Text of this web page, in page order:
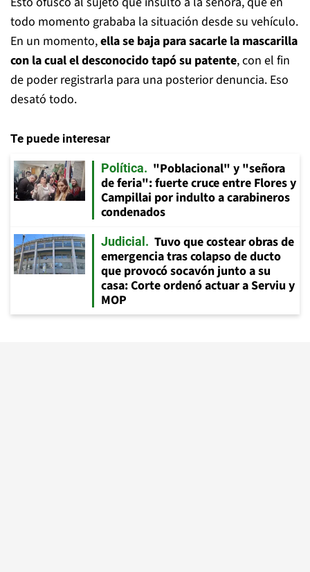
todo momento grababa la situación desde su vehículo.
En un momento,ella se baja para sacarle la mascarilla
con la cual el desconocido tapó su patente, con el fin
de poder registrarla para una posterior denuncia. Eso
desató todo.
Te puede interesar
Política
"Poblacional" y "señora
de feria": fuerte cruce entre Flores y
Campillai por indulto a carabineros
condenados
Judicial
Tuvo que costear obras de
emergencia tras colapso de ducto
que provocó socavón junto a su
casa: Corte ordenó actuar a Serviu y
MOP